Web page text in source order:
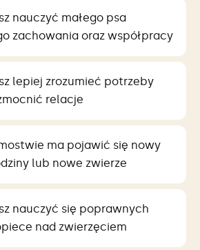
nauczyć małego psa
zachowania oraz współpracy
lepiej zrozumieć potrzeby
relacje
ma pojawić się nowy
lub nowe zwierze
nauczyć się poprawnych
nad zwierzęciem